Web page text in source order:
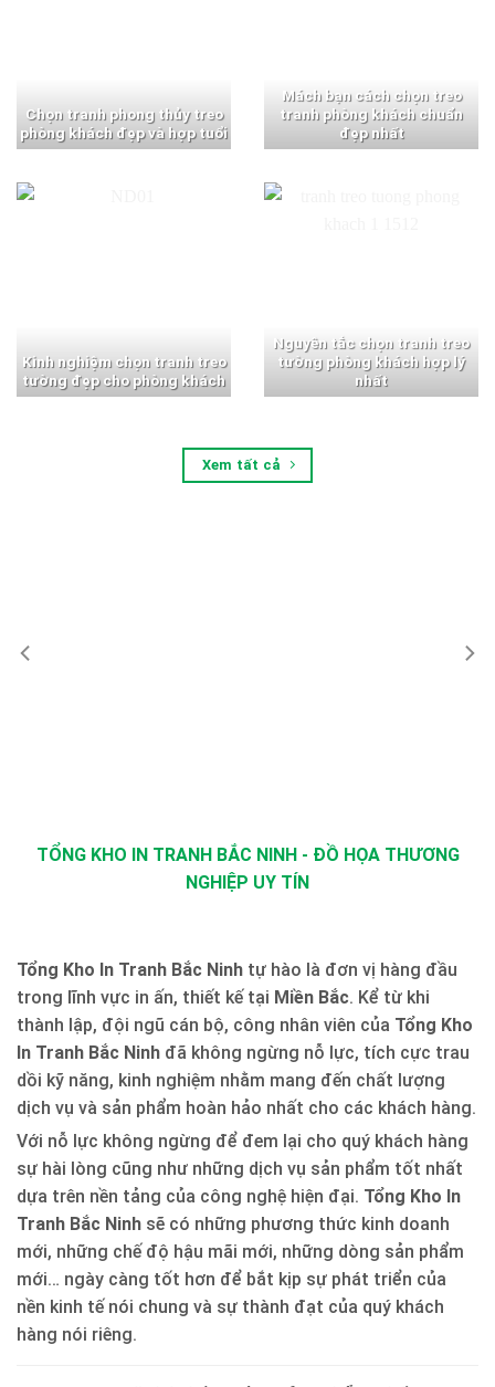
Chọn tranh phong thủy treo
phòng khách đẹp và hợp tuổi
Mách bạn cách chọn treo
tranh phòng khách chuẩn
đẹp nhất
Kinh nghiệm chọn tranh treo
tường đẹp cho phòng khách
Nguyên tắc chọn tranh treo
tường phòng khách hợp lý
nhất
Xem tất cả
TỔNG KHO IN TRANH BẮC NINH - ĐỒ HỌA THƯƠNG
NGHIỆP UY TÍN
Tổng Kho In Tranh Bắc Ninh tự hào là đơn vị hàng đầu
trong lĩnh vực in ấn, thiết kế tại Miền Bắc. Kể từ khi
thành lập, đội ngũ cán bộ, công nhân viên của Tổng Kho
In Tranh Bắc Ninh đã không ngừng nỗ lực, tích cực trau
dồi kỹ năng, kinh nghiệm nhằm mang đến chất lượng
dịch vụ và sản phẩm hoàn hảo nhất cho các khách hàng.
Với nỗ lực không ngừng để đem lại cho quý khách hàng
sự hài lòng cũng như những dịch vụ sản phẩm tốt nhất
dựa trên nền tảng của công nghệ hiện đại. Tổng Kho In
Tranh Bắc Ninh sẽ có những phương thức kinh doanh
mới, những chế độ hậu mãi mới, những dòng sản phẩm
mới… ngày càng tốt hơn để bắt kịp sự phát triển của
nền kinh tế nói chung và sự thành đạt của quý khách
hàng nói riêng.